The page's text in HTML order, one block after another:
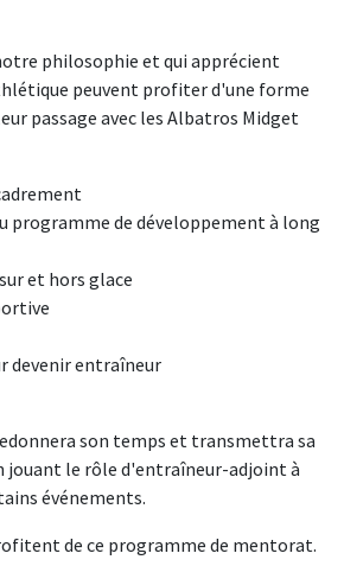
philosophie et qui apprécient
peuvent profiter d'une forme
passage avec les Albatros Midget
programme de développement à long
et hors glace
devenir entraîneur
son temps et transmettra sa
jouant le rôle d'entraîneur-adjoint à
événements.
de ce programme de mentorat.